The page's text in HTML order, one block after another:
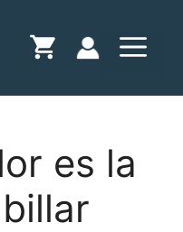
Menú
es la